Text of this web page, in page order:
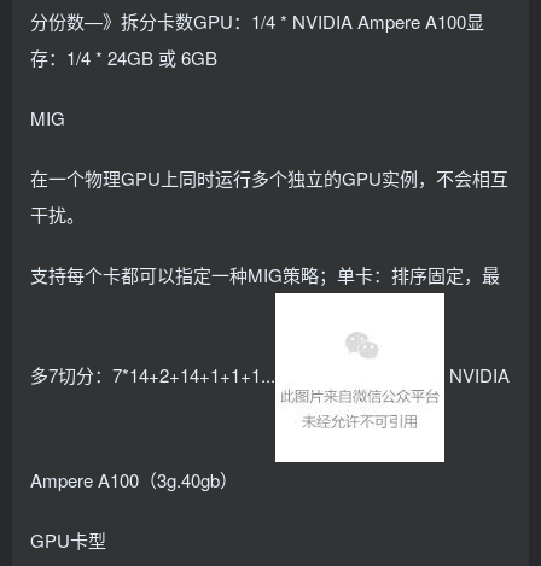
分份数—》拆分卡数GPU：1/4 * NVIDIA Ampere A100显
存：1/4 * 24GB 或 6GB
MIG
在一个物理GPU上同时运行多个独立的GPU实例，不会相互
干扰。
支持每个卡都可以指定一种MIG策略；单卡：排序固定，最
多7切分：7*14+2+14+1+1+1... NVIDIA
Ampere A100（3g.40gb）
GPU卡型